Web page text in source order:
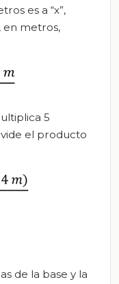
es a “x”,
en metros,
5
el producto
de la base y la